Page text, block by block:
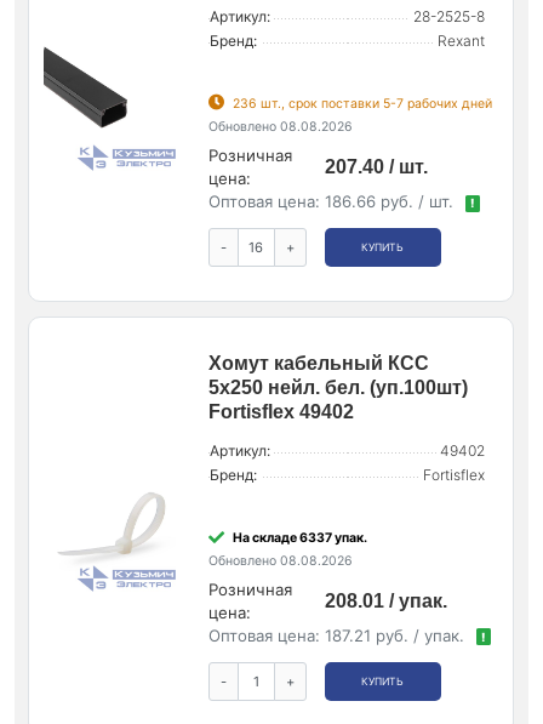
Артикул:
28-2525-8
Бренд:
Rexant
236 шт., срок поставки 5-7 рабочих дней
Обновлено 08.08.2026
Розничная
цена:
207.40 / шт.
Оптовая цена: 186.66 руб. / шт. !
- + КУПИТЬ
Хомут кабельный КСС
5х250 нейл. бел. (уп.100шт)
Fortisflex 49402
Артикул:
49402
Бренд:
Fortisflex
На складе 6337 упак.
Обновлено 08.08.2026
Розничная
цена:
208.01 / упак.
Оптовая цена: 187.21 руб. / упак. !
- + КУПИТЬ